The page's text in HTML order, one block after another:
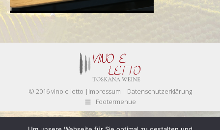
© 2016 vino e letto | Impressum | Datenschutzerklärung
Footermenue